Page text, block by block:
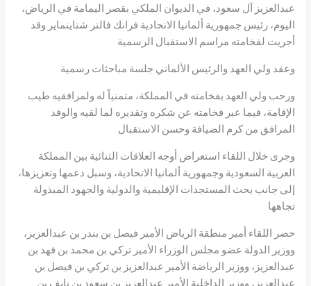
عبدالعزيز آل سعود، في الديوان الملكي بقصر اليمامة في الرياض،
اليوم، رئيس جمهورية ألمانيا الاتحادية فرانك فالتر شتاينماير وقد
أجريت لفخامته مراسم الاستقبال الرسمية
وعقد ولي العهد والرئيس الألماني جلسة مباحثات رسمية
ورحب ولي العهد بفخامته في المملكة، متمنياً له ولمرافقيه طيب
الإقامة، فيما عبر فخامته عن شكره وتقديره لما لقيه والوفد
المرافق من كرم الضيافة وحسن الاستقبال
وجرى خلال اللقاء استعراض أوجه العلاقات الثنائية بين المملكة
العربية السعودية وجمهورية ألمانيا الاتحادية، وسبل دعمها وتعزيزها،
إلى جانب بحث المستجدات الإقليمية والدولية والجهود المبذولة
تجاهها
حضر اللقاء أمير منطقة الرياض الأمير فيصل بن بندر بن عبدالعزيز،
ووزير الدولة عضو مجلس الوزراء الأمير تركي بن محمد بن فهد بن
عبدالعزيز، ووزير الرياضة الأمير عبدالعزيز بن تركي بن فيصل بن
عبدالعزيز، ووزير الداخلية الأمير عبدالعزيز بن سعود بن نايف بن